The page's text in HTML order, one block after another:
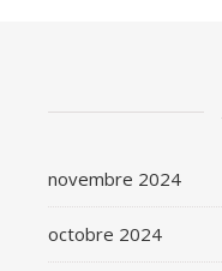
novembre 2024
octobre 2024